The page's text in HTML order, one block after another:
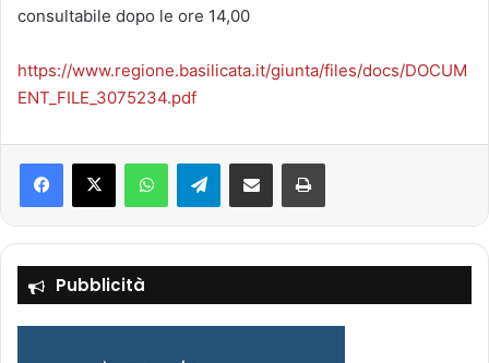
consultabile dopo le ore 14,00
https://www.regione.basilicata.it/giunta/files/docs/DOCUM
ENT_FILE_3075234.pdf
Telegram
Pubblicità